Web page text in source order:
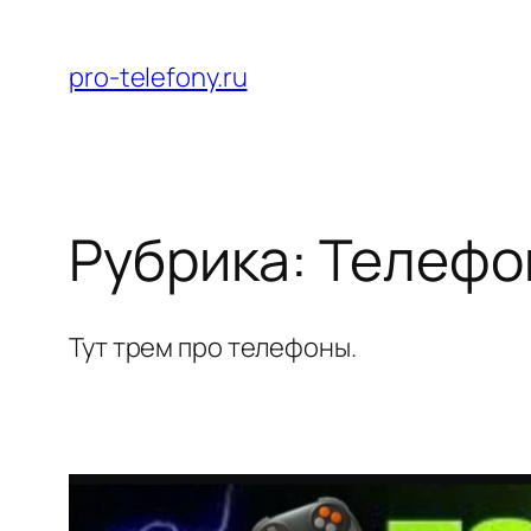
содержимому
pro-telefony.ru
Рубрика:
Тут трем про телефоны.